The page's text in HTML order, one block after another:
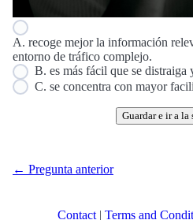
A. recoge mejor la información
entorno de tráfico complejo.
B. es más fácil que se distraiga
C. se concentra con mayor
Guardar e ir a la
← Pregunta anterior
Contact | Terms and